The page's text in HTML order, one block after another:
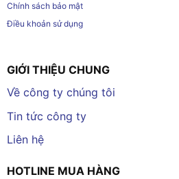
Chính sách bảo mật
Điều khoản sử dụng
GIỚI THIỆU CHUNG
Về công ty chúng tôi
Tin tức công ty
Liên hệ
HOTLINE MUA HÀNG